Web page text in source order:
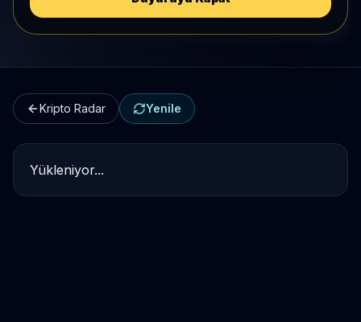
Kripto Radar Yenile
Yükleniyor...